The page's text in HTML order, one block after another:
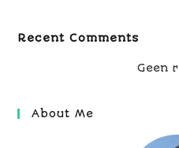
Recent Comments
Geen
About Me